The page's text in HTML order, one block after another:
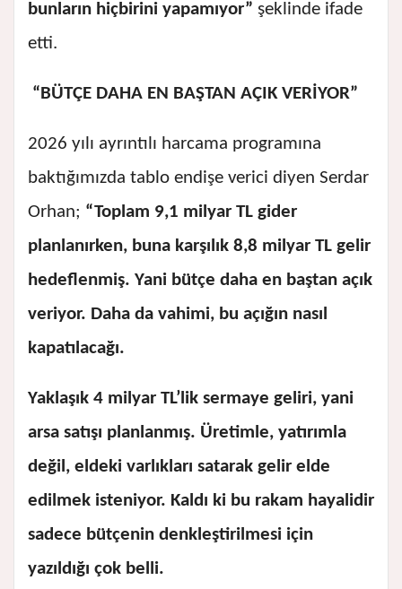
bunların hiçbirini yapamıyor” şeklinde ifade
etti.
“BÜTÇE DAHA EN BAŞTAN AÇIK VERİYOR”
2026 yılı ayrıntılı harcama programına
baktığımızda tablo endişe verici diyen Serdar
Orhan; “Toplam 9,1 milyar TL gider
planlanırken, buna karşılık 8,8 milyar TL gelir
hedeflenmiş. Yani bütçe daha en baştan açık
veriyor. Daha da vahimi, bu açığın nasıl
kapatılacağı.
Yaklaşık 4 milyar TL’lik sermaye geliri, yani
arsa satışı planlanmış. Üretimle, yatırımla
değil, eldeki varlıkları satarak gelir elde
edilmek isteniyor. Kaldı ki bu rakam hayalidir
sadece bütçenin denkleştirilmesi için
yazıldığı çok belli.